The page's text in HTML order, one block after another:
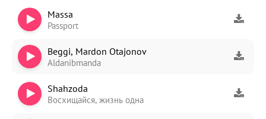
Massa
Passport
Beggi, Mardon Otajonov
Aldanibmanda
Shahzoda
Восхищайся, жизнь одна